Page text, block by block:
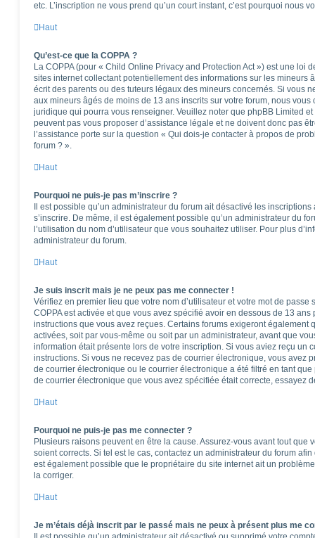
etc. L’inscription ne vous prend qu’un court instant, c’est pourquoi nous
Haut
Qu’est-ce que la COPPA ?
La COPPA (pour « Child Online Privacy and Protection Act ») est une loi
sites internet collectant potentiellement des informations sur les mineurs
écrit des parents ou des tuteurs légaux des mineurs concernés. Si vous
aux mineurs âgés de moins de 13 ans inscrits sur votre forum, nous
juridique qui pourra vous renseigner. Veuillez noter que phpBB Limited
peuvent pas vous proposer d’assistance légale et ne doivent donc pas
l’assistance porte sur la question « Qui dois-je contacter à propos de
forum ? ».
Haut
Pourquoi ne puis-je pas m’inscrire ?
Il est possible qu’un administrateur du forum ait désactivé les
s’inscrire. De même, il est également possible qu’un administrateur du
l’utilisation du nom d’utilisateur que vous souhaitez utiliser. Pour plus
administrateur du forum.
Haut
Je suis inscrit mais je ne peux pas me connecter !
Vérifiez en premier lieu que votre nom d’utilisateur et votre mot de
COPPA est activée et que vous avez spécifié avoir en dessous de 13
instructions que vous avez reçues. Certains forums exigeront également
activées, soit par vous-même ou soit par un administrateur, avant que
information était présente lors de votre inscription. Si vous aviez reçu un
instructions. Si vous ne recevez pas de courrier électronique, vous avez
de courrier électronique ou le courrier électronique a été filtré en tant
de courrier électronique que vous avez spécifiée était correcte, essayez
Haut
Pourquoi ne puis-je pas me connecter ?
Plusieurs raisons peuvent en être la cause. Assurez-vous avant tout que
soient corrects. Si tel est le cas, contactez un administrateur du forum
est également possible que le propriétaire du site internet ait un
la corriger.
Haut
Je m’étais déjà inscrit par le passé mais ne peux à présent plus me